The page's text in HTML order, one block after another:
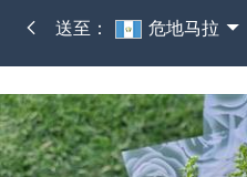
送至： 危地马拉